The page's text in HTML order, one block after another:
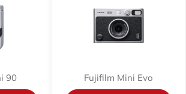
90 Fujifilm Mini Evo